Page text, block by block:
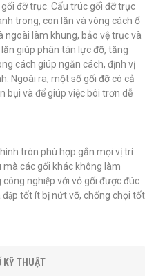
đỡ trục. Cấu trúc gối đỡ trục
trong, con lăn và vòng cách ổ
ngoài làm khung, bảo vệ trục và
giúp phân tán lực đỡ, tăng
cách giúp ngăn cách, định vị
Ngoài ra, một số gối đỡ có cả
và để giúp việc bôi trơn dễ
tròn phù hợp gắn mọi vị trí
các gối khác không làm
nghiệp với vỏ gối được đúc
tốt ít bị nứt vỡ, chống chọi tốt
KỸ THUẬT